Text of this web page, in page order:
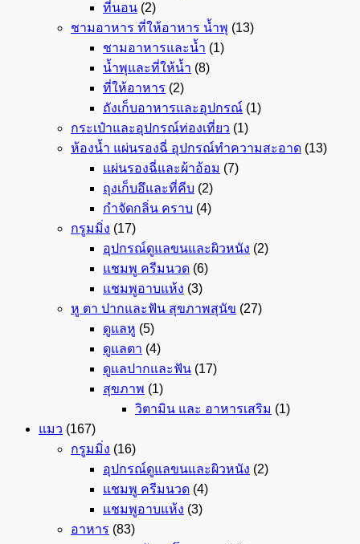
ที่นอน (2)
ชามอาหาร ที่ให้อาหาร น้ำพุ (13)
ชามอาหารและน้ำ (1)
น้ำพุและที่ให้น้ำ (8)
ที่ให้อาหาร (2)
ถังเก็บอาหารและอุปกรณ์ (1)
กระเป๋าและอุปกรณ์ท่องเที่ยว (1)
ห้องน้ำ แผ่นรองฉี่ อุปกรณ์ทำความสะอาด (13)
แผ่นรองฉี่และผ้าอ้อม (7)
ถุงเก็บอึและที่คีบ (2)
กำจัดกลิ่น คราบ (4)
กรูมมิ่ง (17)
อุปกรณ์ดูแลขนและผิวหนัง (2)
แชมพู ครีมนวด (6)
แชมพูอาบแห้ง (3)
หู ตา ปากและฟัน สุขภาพสุนัข (27)
ดูแลหู (5)
ดูแลตา (4)
ดูแลปากและฟัน (17)
สุขภาพ (1)
วิตามิน และ อาหารเสริม (1)
แมว (167)
กรูมมิ่ง (16)
อุปกรณ์ดูแลขนและผิวหนัง (2)
แชมพู ครีมนวด (4)
แชมพูอาบแห้ง (3)
อาหาร (83)